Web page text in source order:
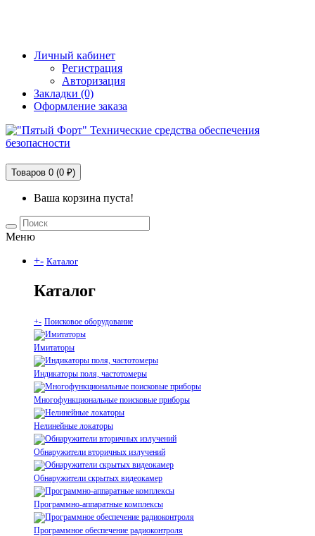
Личный кабинет
Регистрация
Авторизация
Закладки (0)
Оформление заказа
Товаров 0 (0 ₽)
Ваша корзина пуста!
Меню
+- Каталог
Каталог
+- Поисковое оборудование
Имитаторы
Индикаторы поля, частотомеры
Многофункциональные поисковые приборы
Нелинейные локаторы
Обнаружители вторичных излучений
Обнаружители скрытых видеокамер
Программно-аппаратные комплексы
Программное обеспечение радиоконтроля